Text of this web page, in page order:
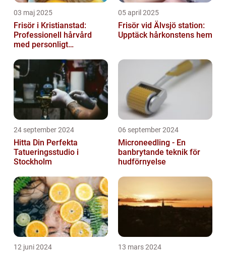
03 maj 2025
Frisör i Kristianstad:
Professionell hårvård
med personligt
05 april 2025
Frisör vid Älvsjö station:
Upptäck hårkonstens hem
24 september 2024
Hitta Din Perfekta
Tatueringsstudio i
Stockholm
06 september 2024
Microneedling - En
banbrytande teknik för
hudförnyelse
12 juni 2024 13 mars 2024